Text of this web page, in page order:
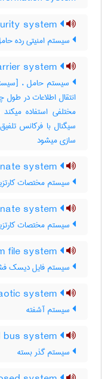
سیستم امنیتی رده
سیستم حامل ،
انتقال اطلاعات در
مختلفی استفاده
سیگنال با فرکانس
سازی میشود
سیستم مختصات
سیستم مختصات
سیستم فایل دیسک
سیستم آشفته
سیستم گذر بسته